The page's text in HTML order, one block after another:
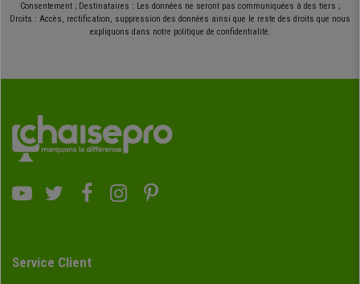
Consentement ; Destinataires : Les données ne seront pas communiquées à des tiers ;
Droits : Accès, rectification, suppression des données ainsi que le reste des droits que nous
expliquons dans notre politique de confidentialité.
Service Client